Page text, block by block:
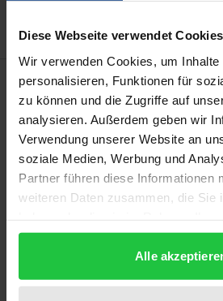
Diese Webseite verwendet Cookies
Wir verwenden Cookies, um Inhalte
personalisieren, Funktionen für
zu können und die Zugriffe auf
analysieren. Außerdem geben wir
Verwendung unserer Website an
soziale Medien, Werbung und
Partner führen diese Informationen
weiteren Daten zusammen, die Sie
gesammelt haben.
Alle
Description
Der Gemeinschaftsgesetzgeber
den letzten Jahren rechtsfähige
geschaffen, ohne daß er sich
ausdrückliche Ermächtigung in
Binnenmarkt in Alicante, die
für die Beurteilung von